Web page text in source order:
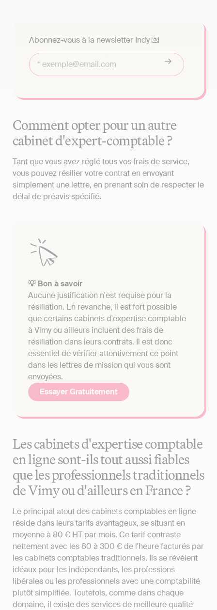
Abonnez-vous à la newsletter Indy 💌
Comment opter pour un autre
cabinet d'expert-comptable ?
Tant que vous avez réglé tous vos frais de service,
vous pouvez résilier votre contrat en envoyant
simplement une lettre, en prenant soin de respecter le
délai de préavis spécifié.
💡 Bon à savoir
Aucune justification n'est requise pour la
résiliation. En revanche, il est fort possible
que certains cabinets d'expertise comptable
à Vimy ou ailleurs incluent des frais de
résiliation dans leurs contrats. Il est donc
essentiel de vérifier attentivement ce point
dans les lettres de mission qui vous sont
envoyées.
Essayer Gratuitement
Les cabinets d'expertise comptable
en ligne sont-ils tout aussi fiables
que les professionnels traditionnels
de Vimy ou d'ailleurs en France ?
Le principal atout des cabinets comptables en ligne
réside dans leurs tarifs avantageux, se situant en
moyenne à 80 € HT par mois. Ce tarif contraste
nettement avec les 80 à 300 € de l'heure facturés par
les cabinets comptables traditionnels. Ils se révèlent
idéaux pour les indépendants, les professions
libérales ou les professionnels avec une comptabilité
plutôt simplifiée. Toutefois, comme dans chaque
domaine, il existe des services de meilleure qualité